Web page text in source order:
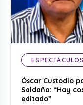
ESPECTÁCULOS
Óscar Custodio
Saldaña: “Hay
editado”